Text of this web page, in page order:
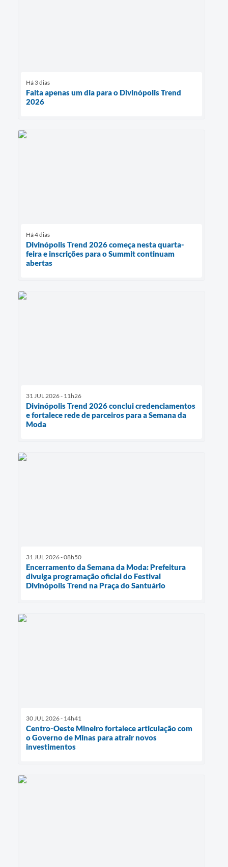
Há 3 dias
Falta apenas um dia para o Divinópolis Trend
2026
Há 4 dias
Divinópolis Trend 2026 começa nesta quarta-
feira e inscrições para o Summit continuam
abertas
31 JUL 2026 - 11h26
Divinópolis Trend 2026 conclui credenciamentos
e fortalece rede de parceiros para a Semana da
Moda
31 JUL 2026 - 08h50
Encerramento da Semana da Moda: Prefeitura
divulga programação oficial do Festival
Divinópolis Trend na Praça do Santuário
30 JUL 2026 - 14h41
Centro-Oeste Mineiro fortalece articulação com
o Governo de Minas para atrair novos
investimentos